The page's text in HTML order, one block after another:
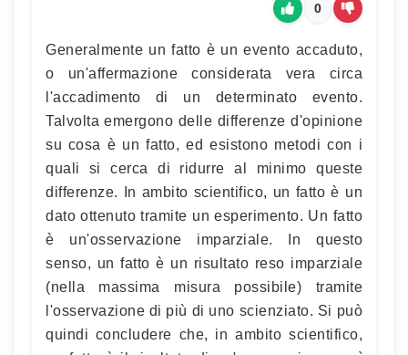
0
Generalmente un fatto è un evento accaduto,
o un'affermazione considerata vera circa
l'accadimento di un determinato evento.
Talvolta emergono delle differenze d'opinione
su cosa è un fatto, ed esistono metodi con i
quali si cerca di ridurre al minimo queste
differenze. In ambito scientifico, un fatto è un
dato ottenuto tramite un esperimento. Un fatto
è un'osservazione imparziale. In questo
senso, un fatto è un risultato reso imparziale
(nella massima misura possibile) tramite
l'osservazione di più di uno scienziato. Si può
quindi concludere che, in ambito scientifico,